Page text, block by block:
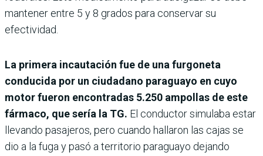
mantener entre 5 y 8 grados para conservar su
efectividad.
La primera incautación fue de una furgoneta
conducida por un ciudadano paraguayo en cuyo
motor fueron encontradas 5.250 ampollas de este
fármaco, que sería la TG. El conductor simulaba estar
llevando pasajeros, pero cuando hallaron las cajas se
dio a la fuga y pasó a territorio paraguayo dejando